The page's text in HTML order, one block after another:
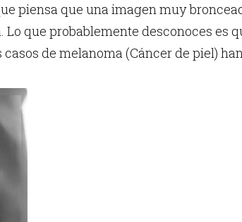
piensa que una imagen muy
Lo que probablemente desconoces es
de melanoma (Cáncer de piel)